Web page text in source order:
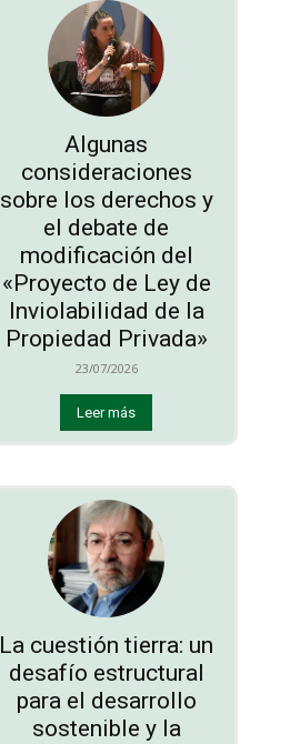
Algunas
consideraciones
sobre los derechos y
el debate de
modificación del
«Proyecto de Ley de
Inviolabilidad de la
Propiedad Privada»
23/07/2026
Leer más
La cuestión tierra: un
desafío estructural
para el desarrollo
sostenible y la